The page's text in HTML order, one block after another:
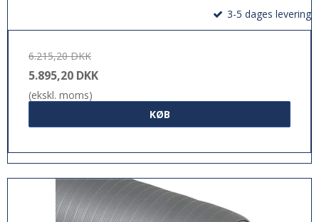
3-5 dages levering
6.215,20 DKK
5.895,20 DKK
(ekskl. moms)
KØB